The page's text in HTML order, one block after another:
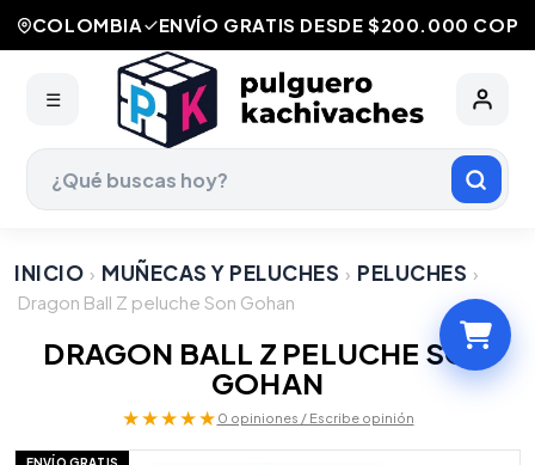
COLOMBIA ENVÍO GRATIS DESDE $200.000 COP
☰
INICIO › MUÑECAS Y PELUCHES › PELUCHES ›
Dragon Ball Z peluche Son Gohan
DRAGON BALL Z PELUCHE SON
GOHAN
★★★★★ 0 opiniones / Escribe opinión
ENVÍO GRATIS